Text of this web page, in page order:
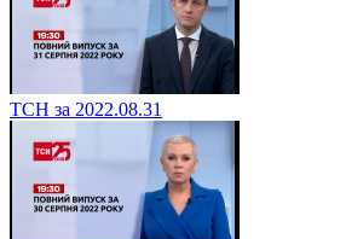
ТСН за 2022.08.31